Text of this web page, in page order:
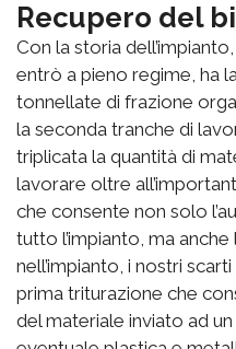
Recupero del
Con la storia
entrò a pieno regime, ha
tonnellate di frazione
la seconda tranche di
triplicata la quantità di
lavorare oltre
che consente non solo
tutto l’impianto, ma anche
nell’impianto, i nostri
prima triturazione che
del materiale inviato ad